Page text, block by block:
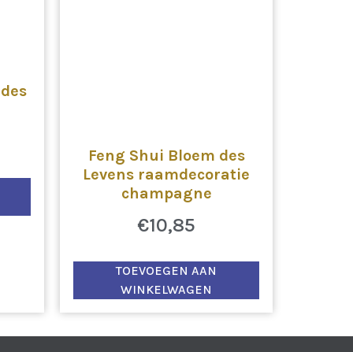
Feng Shui Bloem des
Levens raamdecoratie
champagne
€10,85
TOEVOEGEN AAN
WINKELWAGEN